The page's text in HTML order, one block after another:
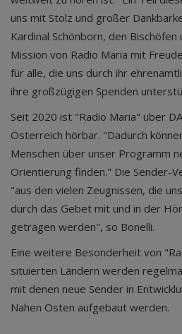
uns mit Stolz und großer
Kardinal Schönborn, den
Mission von Radio Maria mit
für alle, die uns durch ihr
ihre großzügigen Spenden
Seit 2020 ist "Radio Maria" über
Österreich hörbar. "Dadurch
Menschen über unser Programm
Orientierung finden." Die Sender-
"aus den vielen Zeugnissen, die
durch das Gebet mit und in der
getragen werden", so Bonelli.
Eine weitere Besonderheit von
situierten Ländern werden
mit denen neue Sender in
Nahen Osten aufgebaut werden.